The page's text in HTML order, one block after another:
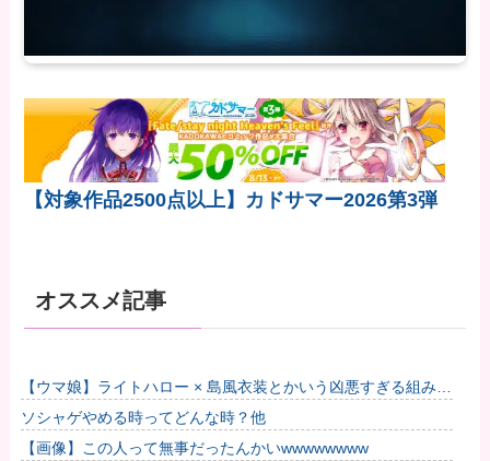
【対象作品2500点以上】カドサマー2026第3弾
オススメ記事
【ウマ娘】ライトハロー × 島風衣装とかいう凶悪すぎる組み合
わせｗｗｗ「大変なことに…」他
ソシャゲやめる時ってどんな時？他
【画像】この人って無事だったんかいwwwwwwww